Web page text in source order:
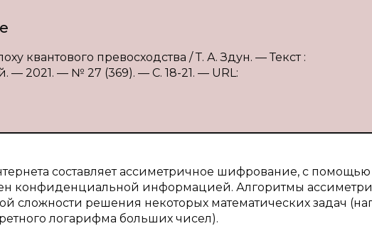
квантового превосходства / Т. А. Здун. — Текст :
2021. — № 27 (369). — С. 18-21. — URL:
составляет ассиметричное шифрование, с помощью
конфиденциальной информацией. Алгоритмы
сложности решения некоторых математических задач
логарифма больших чисел).